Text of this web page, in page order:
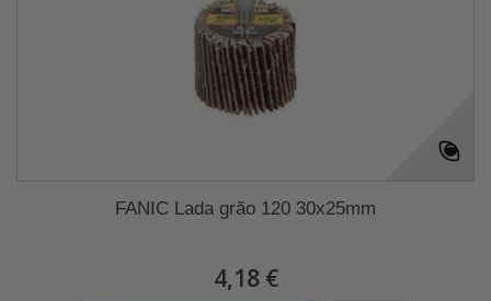
FANIC Lada grão 120 30x25mm
4,18 €